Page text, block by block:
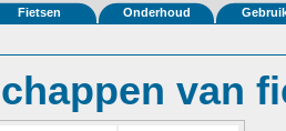
Fietsen Onderhoud
van